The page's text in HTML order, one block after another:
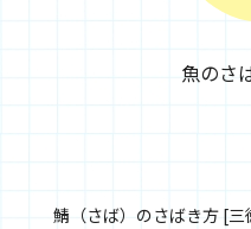
魚のさ
鯖（さば）のさばき方 [